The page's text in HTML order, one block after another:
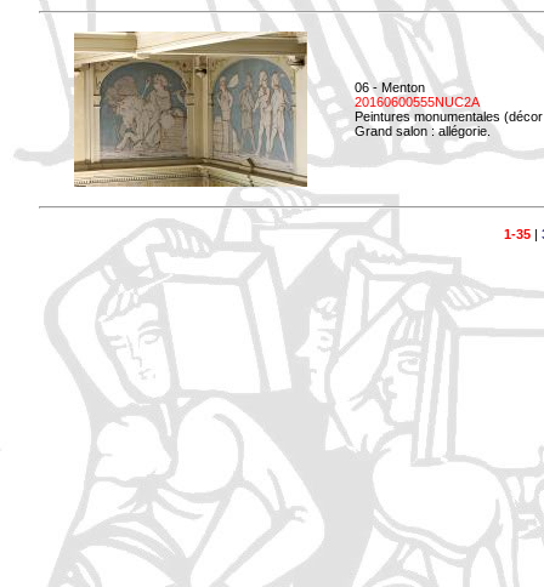
06 - Menton
20160600555NUC2A
Peintures monumentales
Grand salon : allégorie.
1-35|